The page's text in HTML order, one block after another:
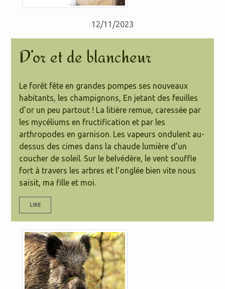
12/11/2023
D’or et de blancheur
Le forêt fête en grandes pompes ses nouveaux
habitants, les champignons, En jetant des feuilles
d’or un peu partout ! La litière remue, caressée par
les mycéliums en fructification et par les
arthropodes en garnison. Les vapeurs ondulent au-
dessus des cimes dans la chaude lumière d’un
coucher de soleil. Sur le belvédère, le vent souffle
fort à travers les arbres et l’onglée bien vite nous
saisit, ma fille et moi.
LIRE